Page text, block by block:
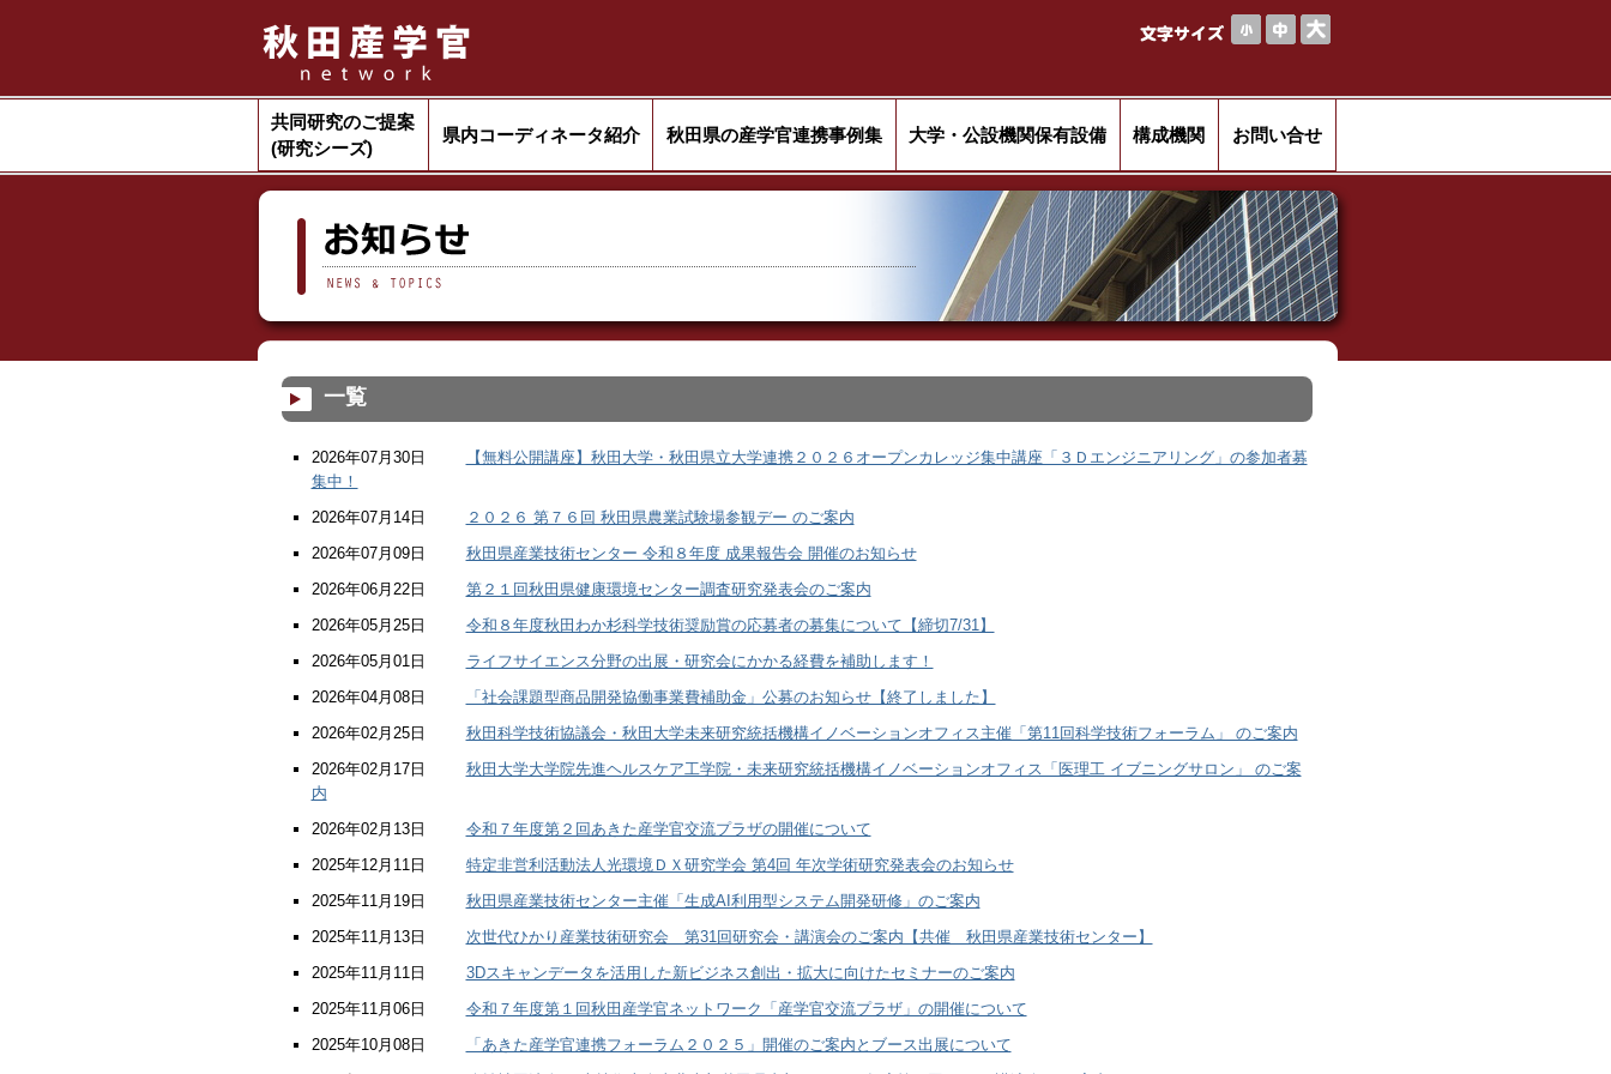
共同研究のご提案
(研究シーズ)
県内コーディネータ紹介 秋田県の産学官連携事例集 大学・公設機関保有設備 構成機関 お問い合せ
一覧
2026年07月30日
【無料公開講座】秋田大学・秋田県立大学連携２０２６オープンカレッジ集中講座「３Ｄエンジニアリング」の参加者募
集中！
2026年07月14日
２０２６ 第７６回 秋田県農業試験場参観デー のご案内
2026年07月09日
秋田県産業技術センター 令和８年度 成果報告会 開催のお知らせ
2026年06月22日
第２１回秋田県健康環境センター調査研究発表会のご案内
2026年05月25日
令和８年度秋田わか杉科学技術奨励賞の応募者の募集について【締切7/31】
2026年05月01日
ライフサイエンス分野の出展・研究会にかかる経費を補助します！
2026年04月08日
「社会課題型商品開発協働事業費補助金」公募のお知らせ【終了しました】
2026年02月25日
秋田科学技術協議会・秋田大学未来研究統括機構イノベーションオフィス主催「第11回科学技術フォーラム」 のご案内
2026年02月17日
秋田大学大学院先進ヘルスケア工学院・未来研究統括機構イノベーションオフィス「医理工 イブニングサロン」 のご案
内
2026年02月13日
令和７年度第２回あきた産学官交流プラザの開催について
2025年12月11日
特定非営利活動法人光環境ＤＸ研究学会 第4回 年次学術研究発表会のお知らせ
2025年11月19日
秋田県産業技術センター主催「生成AI利用型システム開発研修」のご案内
2025年11月13日
次世代ひかり産業技術研究会 第31回研究会・講演会のご案内【共催 秋田県産業技術センター】
2025年11月11日
3Dスキャンデータを活用した新ビジネス創出・拡大に向けたセミナーのご案内
2025年11月06日
令和７年度第１回秋田産学官ネットワーク「産学官交流プラザ」の開催について
2025年10月08日
「あきた産学官連携フォーラム２０２５」開催のご案内とブース出展について